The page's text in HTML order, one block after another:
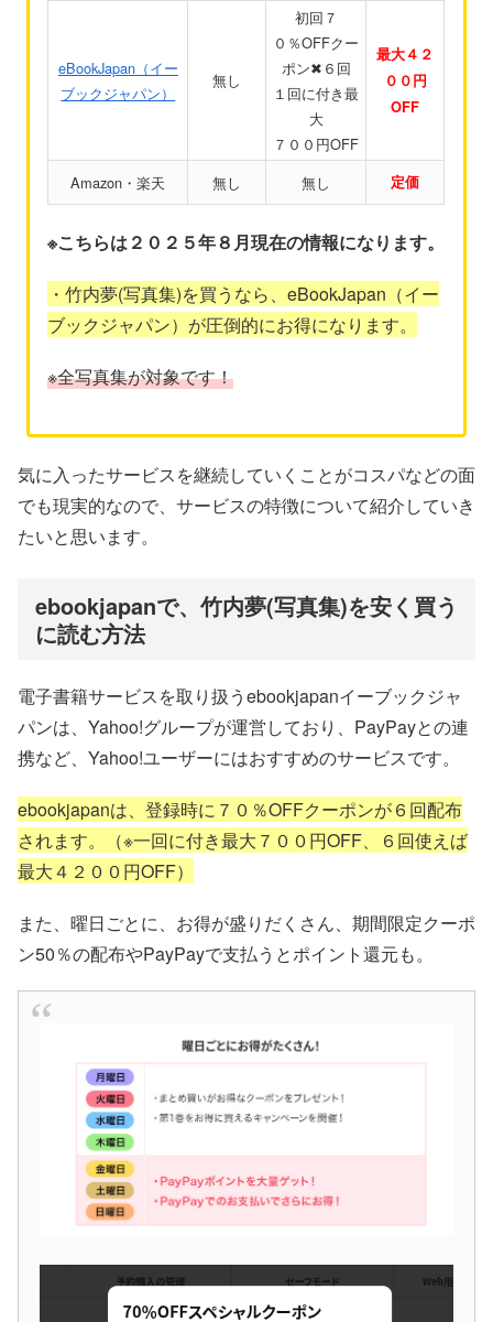
eBookJapan（イー
ブックジャパン）
無し
初回７
０％OFFクー
ポン✖６回
１回に付き最
大
７００円OFF
最大４２
００円
OFF
Amazon・楽天 無し 無し 定価
※こちらは２０２５年８月現在の情報になります。
・竹内夢(写真集)を買うなら、eBookJapan（イー
ブックジャパン）が圧倒的にお得になります。
※全写真集が対象です！
気に入ったサービスを継続していくことがコスパなどの面
でも現実的なので、サービスの特徴について紹介していき
たいと思います。
ebookjapanで、竹内夢(写真集)を安く買う
に読む方法
電子書籍サービスを取り扱うebookjapanイーブックジャ
パンは、Yahoo!グループが運営しており、PayPayとの連
携など、Yahoo!ユーザーにはおすすめのサービスです。
ebookjapanは、登録時に７０％OFFクーポンが６回配布
されます。（※一回に付き最大７００円OFF、６回使えば
最大４２００円OFF）
また、曜日ごとに、お得が盛りだくさん、期間限定クーポ
ン50％の配布やPayPayで支払うとポイント還元も。